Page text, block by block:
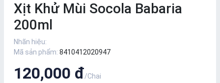
Xịt Khử Mùi Socola Babaria
200ml
Nhãn hiệu:
Mã sản phẩm: 8410412020947
120,000 đ/Chai